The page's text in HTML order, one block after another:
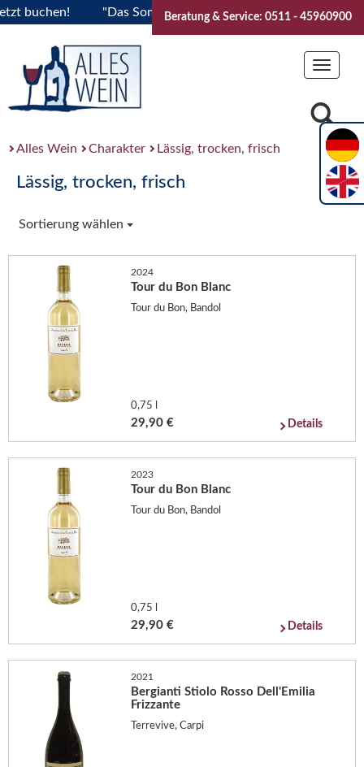
buchen! "Das Sommerfest 2026" Vive la
Beratung & Service: 0511 - 45960900
Toggle
Alles Wein Charakter Lässig, trocken, frisch
Lässig, trocken, frisch
Sortierung wählen
2024
Tour du Bon Blanc
Tour du Bon, Bandol
0,75 l
29,90 € Details
2023
Tour du Bon Blanc
Tour du Bon, Bandol
0,75 l
29,90 € Details
2021
Bergianti Stiolo Rosso Dell'Emilia
Frizzante
Terrevive, Carpi